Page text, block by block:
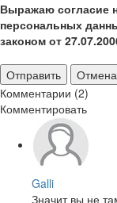
Выражаю согласие
персональных
законом от
Отправить
Отмена
Комментарии (2)
Комментировать
Galli
Значит вы не